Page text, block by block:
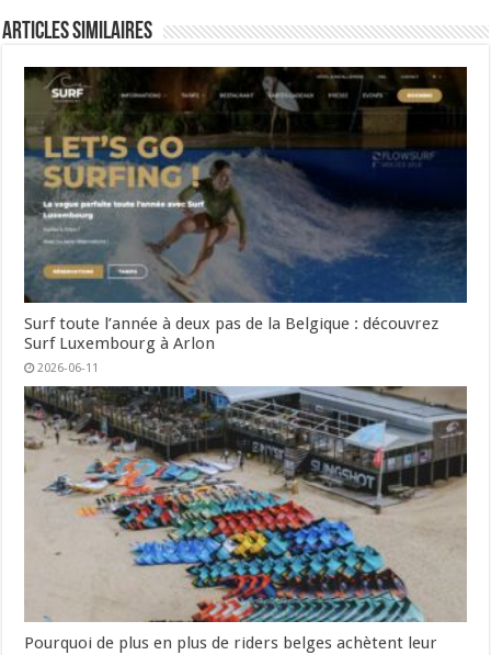
Articles similaires
Surf toute l’année à deux pas de la Belgique : découvrez
Surf Luxembourg à Arlon
2026-06-11
Pourquoi de plus en plus de riders belges achètent leur